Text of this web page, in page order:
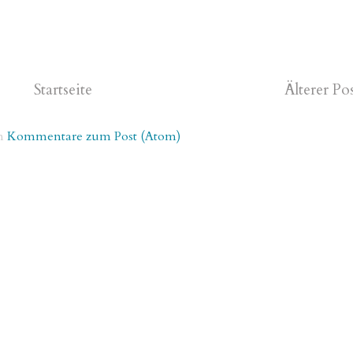
Älterer
Startseite
Kommentare zum Post (Atom)